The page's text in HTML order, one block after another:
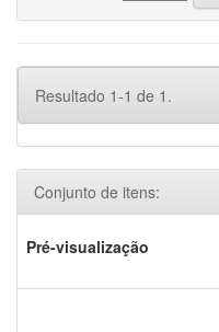
Resultado 1-1 de 1.
Conjunto de itens:
Pré-visualização